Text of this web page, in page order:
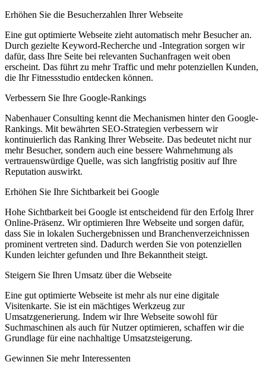
Erhöhen Sie die Besucherzahlen Ihrer Webseite
Eine gut optimierte Webseite zieht automatisch mehr Besucher an.
Durch gezielte Keyword-Recherche und -Integration sorgen wir
dafür, dass Ihre Seite bei relevanten Suchanfragen weit oben
erscheint. Das führt zu mehr Traffic und mehr potenziellen Kunden,
die Ihr Fitnessstudio entdecken können.
Verbessern Sie Ihre Google-Rankings
Nabenhauer Consulting kennt die Mechanismen hinter den Google-
Rankings. Mit bewährten SEO-Strategien verbessern wir
kontinuierlich das Ranking Ihrer Webseite. Das bedeutet nicht nur
mehr Besucher, sondern auch eine bessere Wahrnehmung als
vertrauenswürdige Quelle, was sich langfristig positiv auf Ihre
Reputation auswirkt.
Erhöhen Sie Ihre Sichtbarkeit bei Google
Hohe Sichtbarkeit bei Google ist entscheidend für den Erfolg Ihrer
Online-Präsenz. Wir optimieren Ihre Webseite und sorgen dafür,
dass Sie in lokalen Suchergebnissen und Branchenverzeichnissen
prominent vertreten sind. Dadurch werden Sie von potenziellen
Kunden leichter gefunden und Ihre Bekanntheit steigt.
Steigern Sie Ihren Umsatz über die Webseite
Eine gut optimierte Webseite ist mehr als nur eine digitale
Visitenkarte. Sie ist ein mächtiges Werkzeug zur
Umsatzgenerierung. Indem wir Ihre Webseite sowohl für
Suchmaschinen als auch für Nutzer optimieren, schaffen wir die
Grundlage für eine nachhaltige Umsatzsteigerung.
Gewinnen Sie mehr Interessenten